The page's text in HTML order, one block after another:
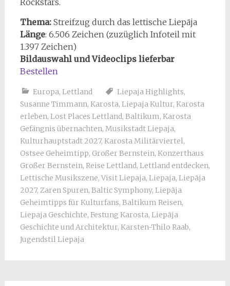
Rockstars.
Thema: Streifzug durch das lettische Liepāja
Länge: 6.506 Zeichen (zuzüglich Infoteil mit
1.397 Zeichen)
Bildauswahl und Videoclips lieferbar
Bestellen
Europa, Lettland Liepaja Highlights,
Susanne Timmann, Karosta, Liepaja Kultur, Karosta
erleben, Lost Places Lettland, Baltikum, Karosta
Gefängnis übernachten, Musikstadt Liepaja,
Kulturhauptstadt 2027, Karosta Militärviertel,
Ostsee Geheimtipp, Großer Bernstein, Konzerthaus
Großer Bernstein, Reise Lettland, Lettland entdecken,
Lettische Musikszene, Visit Liepaja, Liepaja, Liepāja
2027, Zaren Spuren, Baltic Symphony, Liepāja
Geheimtipps für Kulturfans, Baltikum Reisen,
Liepaja Geschichte, Festung Karosta, Liepāja
Geschichte und Architektur, Karsten-Thilo Raab,
Jugendstil Liepaja